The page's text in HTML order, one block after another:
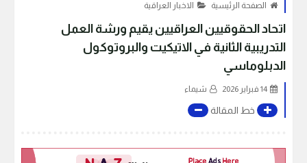
الصفحة الرئيسية الاخبار العراقية
اتحاد الحقوقيين العراقيين يقيم ورشة العمل
التدريبية الثانية في الاتيكيت والبروتوكول
الدبلوماسي
14 فبراير 2026 شيماء
خط المقالة